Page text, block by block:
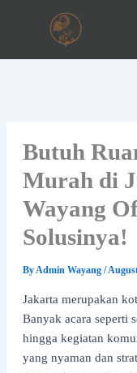
Butuh
Murah di
Wayang
Solusinya!
ByAdmin Wayang /
Jakarta merupakan
Banyak acara seperti
hingga kegiatan
yang nyaman dan